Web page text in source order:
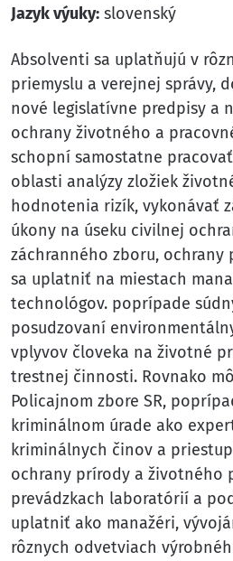
Jazyk výuky: slovenský
Absolventi sa uplatňujú v
priemyslu a verejnej správy,
nové legislatívne predpisy a
ochrany životného a
schopní samostatne
oblasti analýzy zložiek
hodnotenia rizík, vykonávať
úkony na úseku civilnej
záchranného zboru, ochrany
sa uplatniť na miestach
technológov. poprípade
posudzovaní
vplyvov človeka na životné
trestnej činnosti. Rovnako
Policajnom zbore SR,
kriminálnom úrade ako
kriminálnych činov a
ochrany prírody a životného
prevádzkach laboratórií a
uplatniť ako manažéri,
rôznych odvetviach